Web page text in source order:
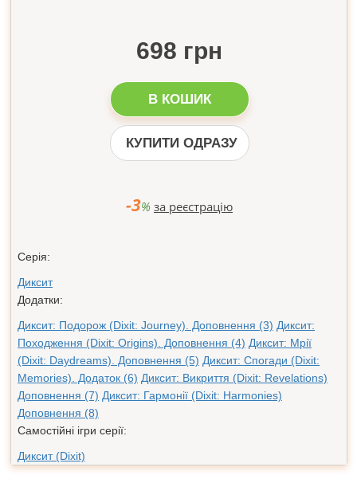
698 грн
В КОШИК
КУПИТИ ОДРАЗУ
-3% за реєстрацію
Серія:
Диксит
Додатки:
Диксит: Подорож (Dixit: Journey). Доповнення (3) Диксит:
Походження (Dixit: Origins). Доповнення (4) Диксит: Мрії
(Dixit: Daydreams). Доповнення (5) Диксит: Спогади (Dixit:
Memories). Додаток (6) Диксит: Викриття (Dixit: Revelations)
Доповнення (7) Диксит: Гармонії (Dixit: Harmonies)
Доповнення (8)
Самостійні ігри серії:
Диксит (Dixit)